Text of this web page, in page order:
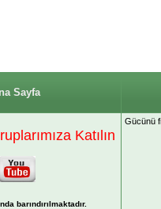
Sayfa
Katılın
barındırılmaktadır.
Gücünü